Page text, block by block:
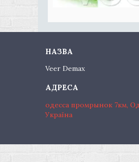
Veer Demax
одесса промрынок 7км,
Україна